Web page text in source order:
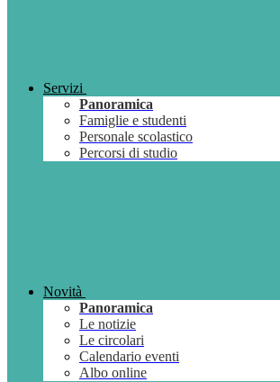
Servizi
Panoramica
Famiglie e studenti
Personale scolastico
Percorsi di studio
Novità
Panoramica
Le notizie
Le circolari
Calendario eventi
Albo online